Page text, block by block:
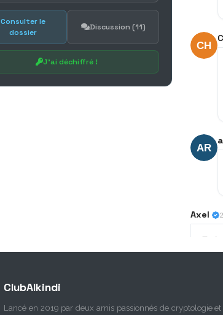
Consulter le
dossier
Discussion (11)
J'ai déchiffré !
Axel
pour
Axel
ClubAlkindi
Lancé en 2019 par deux amis passionnés de cryptologie